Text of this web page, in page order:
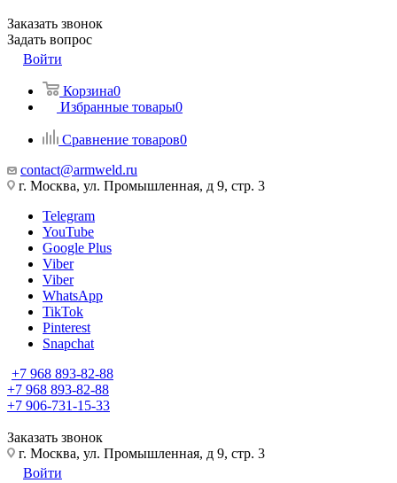
Заказать звонок
Задать вопрос
Войти
Корзина0
Избранные товары0
Сравнение товаров0
contact@armweld.ru
г. Москва, ул. Промышленная, д 9, стр. 3
Telegram
YouTube
Google Plus
Viber
Viber
WhatsApp
TikTok
Pinterest
Snapchat
+7 968 893-82-88
+7 968 893-82-88
+7 906-731-15-33
Заказать звонок
г. Москва, ул. Промышленная, д 9, стр. 3
Войти